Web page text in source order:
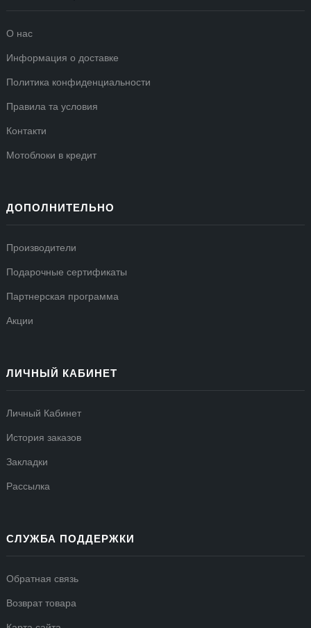
О нас
Информация о доставке
Политика конфиденциальности
Правила та условия
Контакти
Мотоблоки в кредит
ДОПОЛНИТЕЛЬНО
Производители
Подарочные сертификаты
Партнерская программа
Акции
ЛИЧНЫЙ КАБИНЕТ
Личный Кабинет
История заказов
Закладки
Рассылка
СЛУЖБА ПОДДЕРЖКИ
Обратная связь
Возврат товара